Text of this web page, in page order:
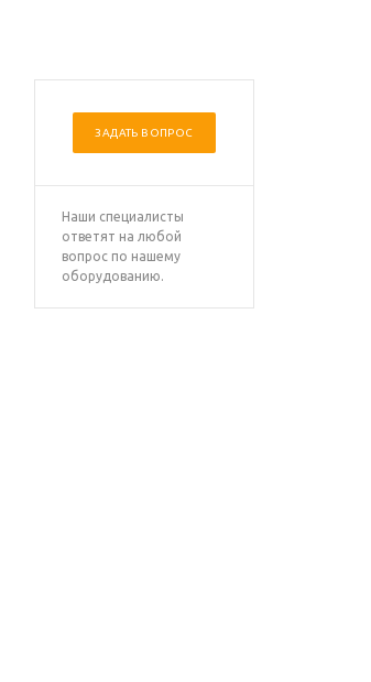
ЗАДАТЬ ВОПРОС
Наши специалисты
ответят на любой
вопрос по нашему
оборудованию.